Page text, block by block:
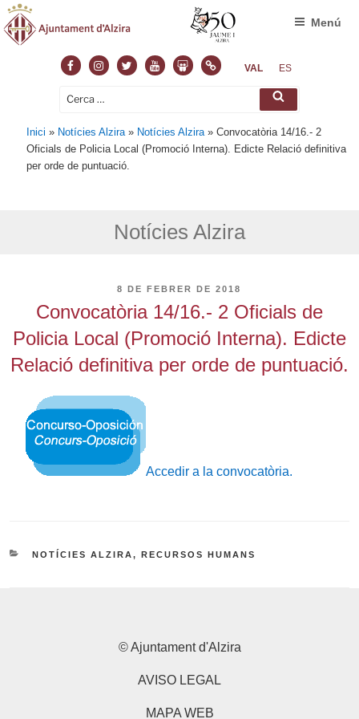
FacebookInstagram
TwitterYoutubeSlideshare
NormasVAL ES
Cerca: Cerca
Menú
Inici » Notícies Alzira » Notícies Alzira »Convocatòria 14/16.- 2
Oficials de Policia Local (Promoció Interna). Edicte Relació definitiva
per orde de puntuació.
Notícies Alzira
PUBLICAT
A
8 DE FEBRER DE 2018
Convocatòria 14/16.- 2 Oficials de
Policia Local (Promoció Interna). Edicte
Relació definitiva per orde de puntuació.
Accedir a la convocatòria.
CATEGORIES
NOTÍCIES ALZIRA, RECURSOS HUMANS
© Ajuntament d'Alzira
AVISO LEGAL
MAPA WEB